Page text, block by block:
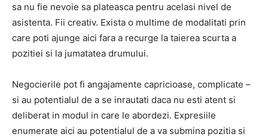
sa nu fie nevoie sa plateasca pentru acelasi nivel de
asistenta. Fii creativ. Exista o multime de modalitati prin
care poti ajunge aici fara a recurge la taierea scurta a
pozitiei si la jumatatea drumului.
Negocierile pot fi angajamente capricioase, complicate –
si au potentialul de a se inrautati daca nu esti atent si
deliberat in modul in care le abordezi. Expresiile
enumerate aici au potentialul de a va submina pozitia si